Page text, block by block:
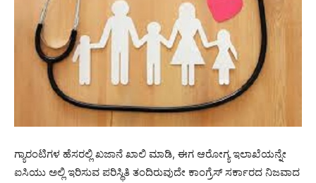
ಗ್ಯಾರಂಟಿಗಳ ಹೆಸರಲ್ಲಿ ಖಜಾನೆ ಖಾಲಿ ಮಾಡಿ, ಈಗ ಆರೋಗ್ಯ ಇಲಾಖೆಯನ್ನೇ
ಐಸಿಯು ಅಲ್ಲಿ ಇರಿಸುವ ಪರಿಸ್ಥಿತಿ ತಂದಿರುವುದೇ ಕಾಂಗ್ರೆಸ್ ಸರ್ಕಾರದ ನಿಜವಾದ